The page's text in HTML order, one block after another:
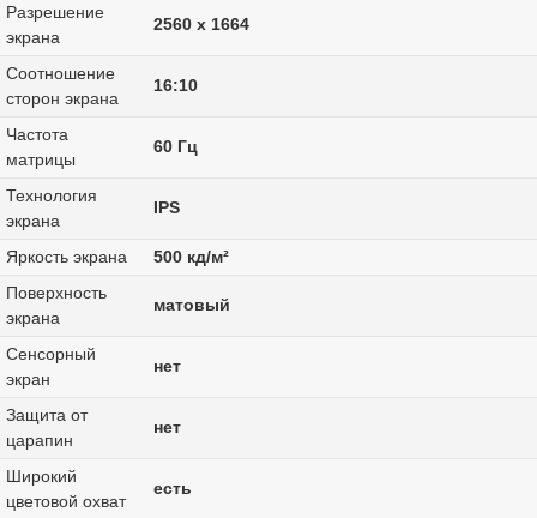
Разрешение
экрана
2560 x 1664
Соотношение
сторон экрана
16:10
Частота
матрицы
60 Гц
Технология
экрана
IPS
Яркость экрана
500 кд/м²
Поверхность
экрана
матовый
Сенсорный
экран
нет
Защита от
царапин
нет
Широкий
цветовой охват
есть